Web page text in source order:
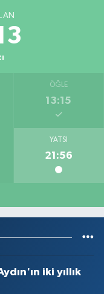
ÖĞLE
13:15
YATSI
21:56
iki yıllık